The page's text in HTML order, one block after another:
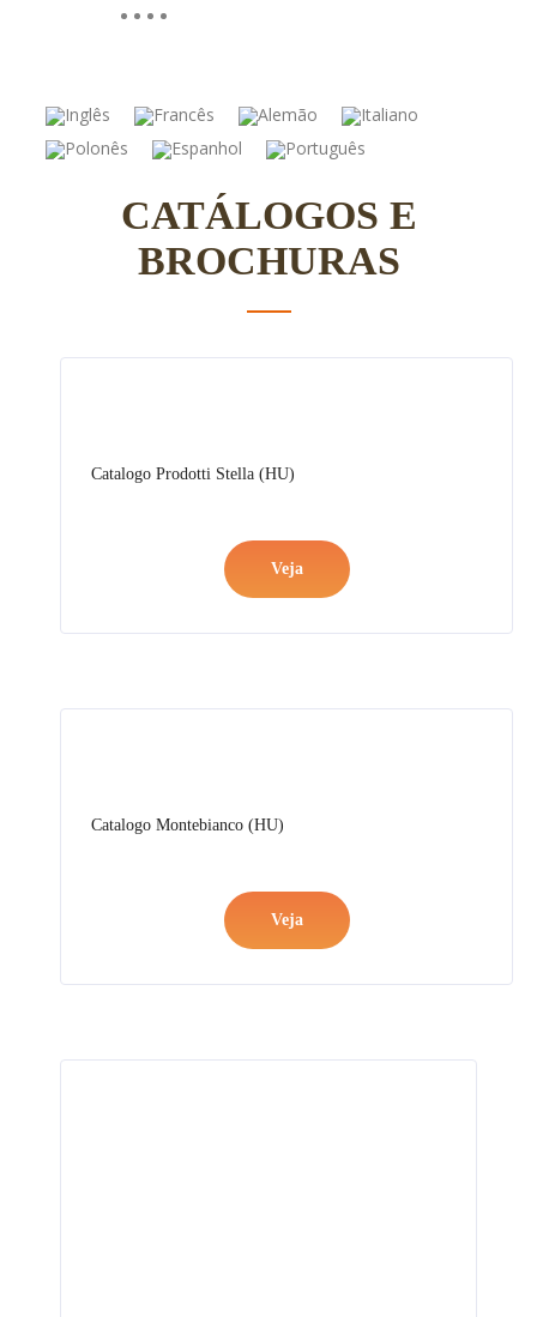
CATÁLOGOS E
BROCHURAS
Catalogo Prodotti Stella (HU)
Veja
Catalogo Montebianco (HU)
Veja